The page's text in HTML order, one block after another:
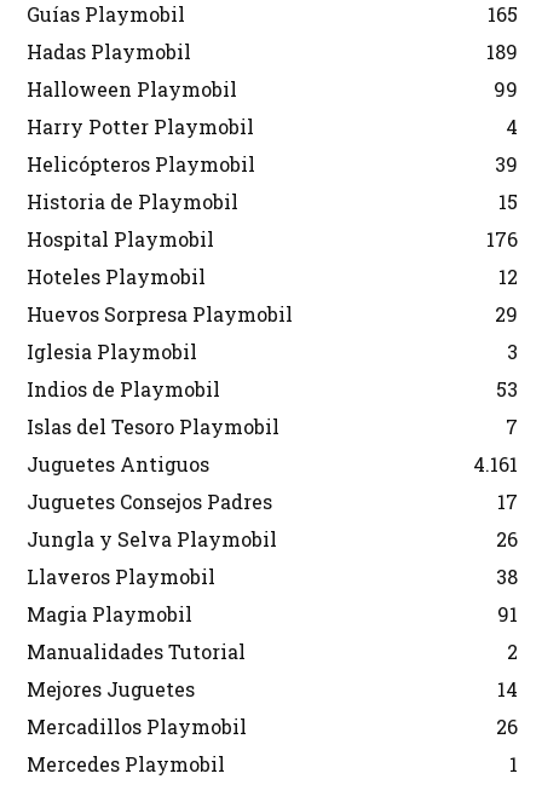
Guías Playmobil
165
Hadas Playmobil
189
Halloween Playmobil
99
Harry Potter Playmobil
4
Helicópteros Playmobil
39
Historia de Playmobil
15
Hospital Playmobil
176
Hoteles Playmobil
12
Huevos Sorpresa Playmobil
29
Iglesia Playmobil
3
Indios de Playmobil
53
Islas del Tesoro Playmobil
7
Juguetes Antiguos
4.161
Juguetes Consejos Padres
17
Jungla y Selva Playmobil
26
Llaveros Playmobil
38
Magia Playmobil
91
Manualidades Tutorial
2
Mejores Juguetes
14
Mercadillos Playmobil
26
Mercedes Playmobil
1